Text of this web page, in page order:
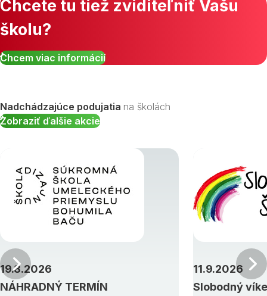
Chcete tu tiež zviditeľniť Vašu
školu?
Chcem viac informácií
Nadchádzajúce podujatia na školách
Zobraziť ďalšie akcie
NÁHRADNÝ TERMÍN
19.8.2026
Slobodný
11.9.2026
Predchádzajúci